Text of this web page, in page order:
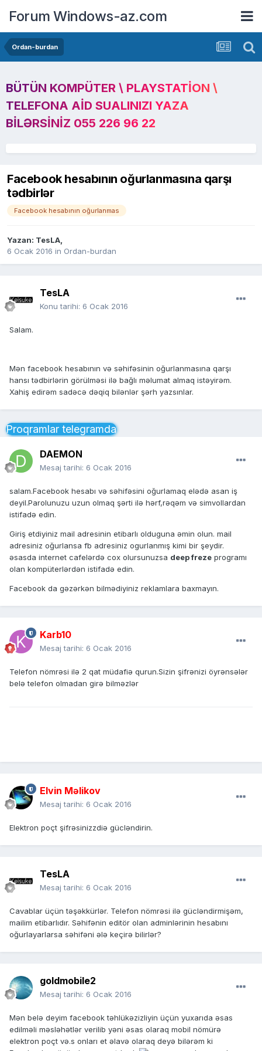
Forum Windows-az.com
Ordan-burdan
BÜTÜN KOMPÜTER \ PLAYSTATION \
TELEFONA AID SUALINIZI YAZA
BILƏRSINIZ 055 226 96 22
Facebook hesabının oğurlanmasına qarşı
tədbirlər
Facebook hesabının oğurlanmas
Yazan: TesLA,
6 Ocak 2016 in Ordan-burdan
TesLA
Konu tarihi: 6 Ocak 2016
Salam.
Mən facebook hesabının və səhifəsinin oğurlanmasına qarşı
hansı tədbirlərin görülməsi ilə bağlı məlumat almaq istəyirəm.
Xahiş edirəm sadəcə dəqiq bilənlər şərh yazsınlar.
Proqramlar telegramda
DAEMON
Mesaj tarihi: 6 Ocak 2016
salam.Facebook hesabı və səhifəsini oğurlamaq elədə asan iş
deyil.Parolunuzu uzun olmaq şərti ilə hərf,rəqəm və simvollardan
istifadə edin.
Giriş etdiyiniz mail adresinin etibarlı olduguna əmin olun. mail
adresiniz oğurlansa fb adresiniz ogurlanmış kimi bir şeydir.
əsasda internet cafelərdə cox olursunuzsa deep freze programı
olan kompüterlərdən istifadə edin.
Facebook da gəzərkən bilmədiyiniz reklamlara baxmayın.
Karb10
Mesaj tarihi: 6 Ocak 2016
Telefon nömrəsi ilə 2 qat müdafiə qurun.Sizin şifrənizi öyrənsələr
belə telefon olmadan girə bilməzlər
Elvin Məlikov
Mesaj tarihi: 6 Ocak 2016
Elektron poçt şifrəsinizzdiə gücləndirin.
TesLA
Mesaj tarihi: 6 Ocak 2016
Cavablar üçün təşəkkürlər. Telefon nömrəsi ilə gücləndirmişəm,
mailim etibarlıdır. Səhifənin editör olan adminlərinin hesabını
oğurlayarlarsa səhifəni ələ keçirə bilirlər?
goldmobile2
Mesaj tarihi: 6 Ocak 2016
Mən belə deyim facebook təhlükəzizliyin üçün yuxarıda əsas
edilməli məsləhətlər verilib yəni əsas olaraq mobil nömürə
elektron poçt və.s onları et əlavə olaraq deyə bilərəm ki